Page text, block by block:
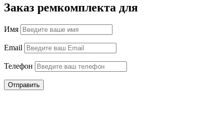
Заказ ремкомплекта для
Имя
Email
Телефон
Отправить